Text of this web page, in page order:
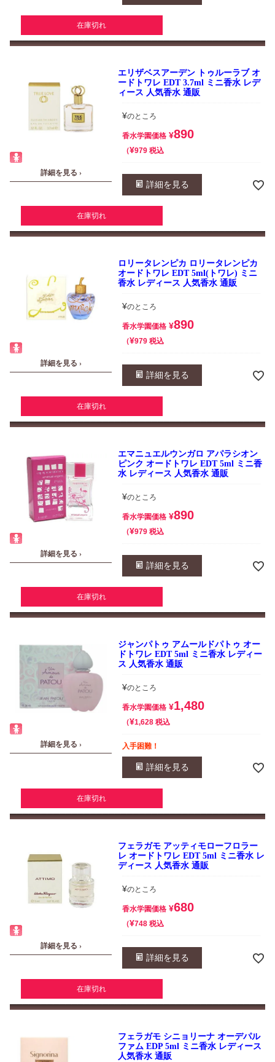
在庫切れ
詳細を見る ›
エリザベスアーデン トゥルーラブ オ
ードトワレ EDT 3.7ml ミニ香水 レデ
ィース 人気香水 通販
¥のところ
香水学園価格 ¥890
¥979 税込
詳細を見る
在庫切れ
詳細を見る ›
ロリータレンピカ ロリータレンピカ
オードトワレ EDT 5ml(トワレ) ミニ
香水 レディース 人気香水 通販
¥のところ
香水学園価格 ¥890
¥979 税込
詳細を見る
在庫切れ
詳細を見る ›
エマニュエルウンガロ アパラシオン
ピンク オードトワレ EDT 5ml ミニ香
水 レディース 人気香水 通販
¥のところ
香水学園価格 ¥890
¥979 税込
詳細を見る
在庫切れ
詳細を見る ›
ジャンパトゥ アムールドパトゥ オー
ドトワレ EDT 5ml ミニ香水 レディー
ス 人気香水 通販
¥のところ
香水学園価格 ¥1,480
¥1,628 税込
入手困難！
詳細を見る
在庫切れ
詳細を見る ›
フェラガモ アッティモローフロラー
レ オードトワレ EDT 5ml ミニ香水 レ
ディース 人気香水 通販
¥のところ
香水学園価格 ¥680
¥748 税込
詳細を見る
在庫切れ
フェラガモ シニョリーナ オーデパル
ファム EDP 5ml ミニ香水 レディース
人気香水 通販